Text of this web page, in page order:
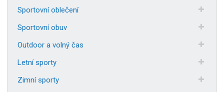
Sportovní oblečení
Sportovní obuv
Outdoor a volný čas
Letní sporty
Zimní sporty